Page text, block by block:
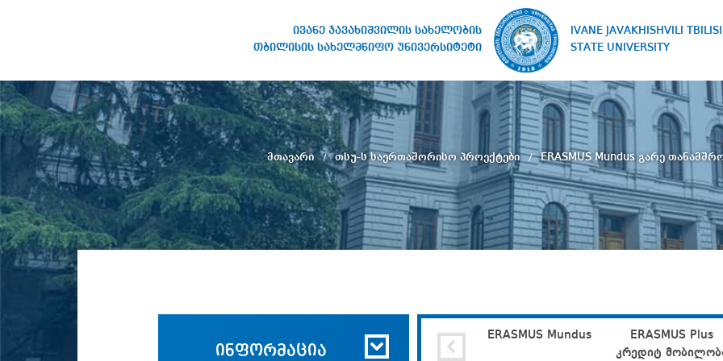
ივანე ჯავახიშვილის სახელობის
თბილისის სახელმწიფო უნივერსიტეტი
IVANE JAVAKHISHVILI TBILISI
STATE UNIVERSITY
სახელობის თბილისის
სახელმწიფო უნივერსიტეტი
მთავარი თსუ-ს საერთაშორისო პროექტები ERASMUS Mundus გარე
ინფორმაცია
ERASMUS Mundus
ERASMUS Plus
კრედიტ